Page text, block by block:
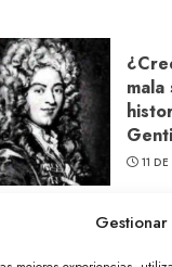
11